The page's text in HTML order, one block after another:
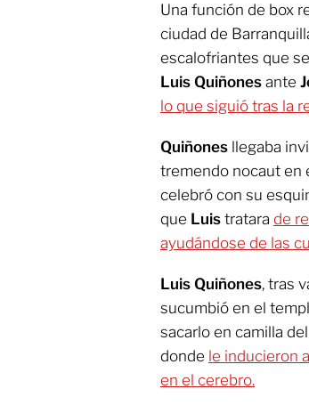
Una función de box
ciudad de
escalofriantes que
Luis Quiñones ante
lo que siguió tras la
Quiñones llegaba
tremendo nocaut en
celebró con su
que Luis tratara de
ayudándose de las
Luis Quiñones, tras
sucumbió en el
sacarlo en camilla
donde le inducieron
en el cerebro.